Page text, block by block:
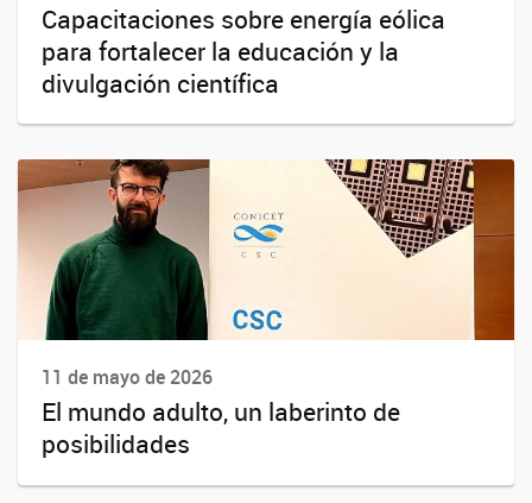
Capacitaciones sobre energía eólica
para fortalecer la educación y la
divulgación científica
11 de mayo de 2026
El mundo adulto, un laberinto de
posibilidades